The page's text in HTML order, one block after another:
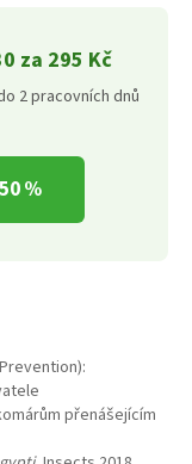
za 295 Kč
2 pracovních dnů
%
přenášejícím